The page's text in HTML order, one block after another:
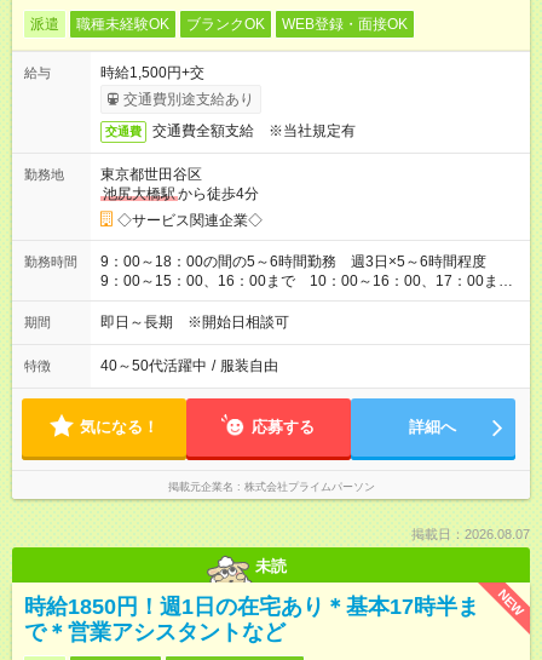
派遣 職種未経験OK ブランクOK WEB登録・面接OK
給与
時給1,500円+交
交通費別途支給あり
交通費 交通費全額支給 ※当社規定有
勤務地
東京都世田谷区
池尻大橋駅から徒歩4分
◇サービス関連企業◇
勤務時間
9：00～18：00の間の5～6時間勤務 週3日×5～6時間程度
9：00～15：00、16：00まで 10：00～16：00、17：00まで
などご希望をご相談ください。
期間 即日～長期 ※開始日相談可
特徴 40～50代活躍中 / 服装自由
気になる！ 応募する 詳細へ
掲載元企業名 株式会社プライムパーソン
掲載日：2026.08.07
未読
NEW
時給1850円！週1日の在宅あり＊基本17時半ま
で＊営業アシスタントなど